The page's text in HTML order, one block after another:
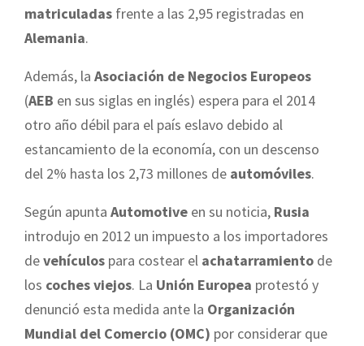
matriculadas frente a las 2,95 registradas en
Alemania.
Además, la Asociación de Negocios Europeos
(AEB en sus siglas en inglés) espera para el 2014
otro año débil para el país eslavo debido al
estancamiento de la economía, con un descenso
del 2% hasta los 2,73 millones de automóviles.
Según apunta Automotive en su noticia, Rusia
introdujo en 2012 un impuesto a los importadores
devehículos para costear el achatarramiento de
los coches viejos. La Unión Europea protestó y
denunció esta medida ante la Organización
Mundial del Comercio (OMC) por considerar que